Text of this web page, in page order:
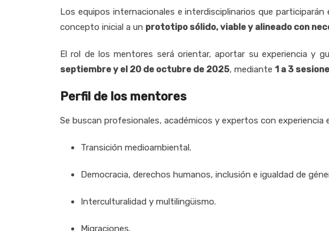
Los equipos internacionales e interdisciplinarios que
concepto inicial a un prototipo sólido, viable y alineado con
El rol de los mentores será orientar, aportar su experiencia y
septiembre y el 20 de octubre de 2025, mediante 1 a 3
Perfil de los mentores
Se buscan profesionales, académicos y expertos con experiencia
Transición medioambiental.
Democracia, derechos humanos, inclusión e igualdad de
Interculturalidad y multilingüismo.
Migraciones.